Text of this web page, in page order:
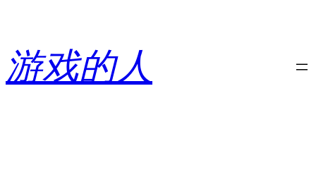
内
容
游戏的人